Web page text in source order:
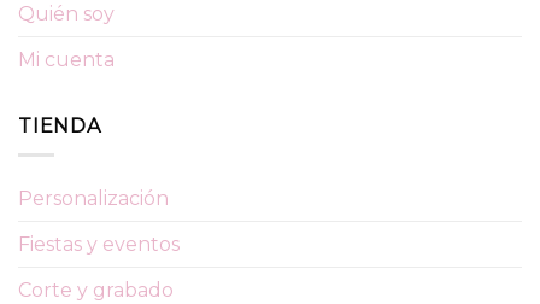
Quién soy
Mi cuenta
TIENDA
Personalización
Fiestas y eventos
Corte y grabado